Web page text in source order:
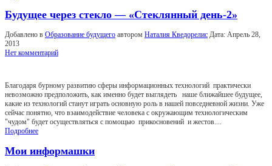
Будущее через стекло — «Стеклянный день-2»
Добавлено в Образование будущего автором Наталия Кведорелис Дата: Апрель 28,
2013
Нет комментарий
Благодаря бурному развитию сферы информационных технологий практически
невозможно предположить, как именно будет выглядеть наше ближайшее будущее,
какие из технологий станут играть основную роль в нашей повседневной жизни. Уже
сейчас понятно, что взаимодействие человека с окружающим технологическим
"чудом" будет осуществляться с помощью прикосновений и жестов....
Подробнее
Мои информашки